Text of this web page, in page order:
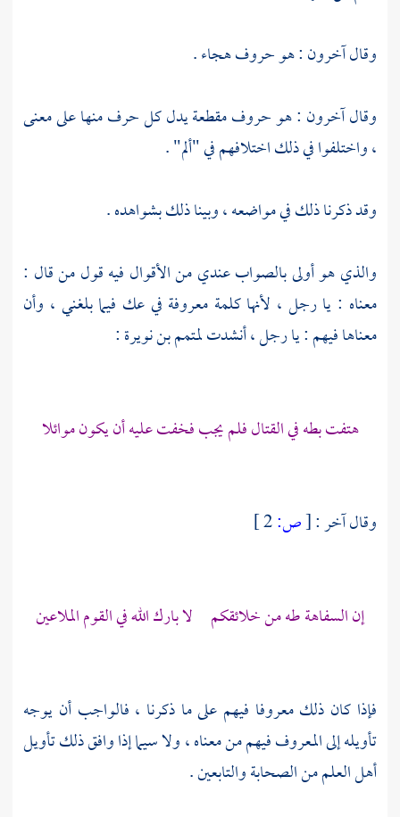
وقال آخرون : هو حروف هجاء .
وقال آخرون : هو حروف مقطعة يدل كل حرف منها على معنى
، واختلفوا في ذلك اختلافهم في "ألم" .
وقد ذكرنا ذلك في مواضعه ، وبينا ذلك بشواهده .
والذي هو أولى بالصواب عندي من الأقوال فيه قول من قال :
معناه : يا رجل ، لأنها كلمة معروفة في عك فيما بلغني ، وأن
معناها فيهم : يا رجل ، أنشدتلمتمم بن نويرة:
هتفت بطه في القتال فلم يجب فخفت عليه أن يكون موائلا
وقال آخر :[ص:
إن السفاهة طه من خلائقكم لا بارك الله في القوم الملاعين
فإذا كان ذلك معروفا فيهم على ما ذكرنا ، فالواجب أن يوجه
تأويله إلى المعروف فيهم من معناه ، ولا سيما إذا وافق ذلك تأويل
أهل العلم منالصحابةوالتابعين .